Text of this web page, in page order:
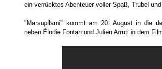
ein verrücktes Abenteuer voller Spaß, Trubel und
"Marsupilami" kommt am 20. August in die
neben Élodie Fontan und Julien Arruti in dem